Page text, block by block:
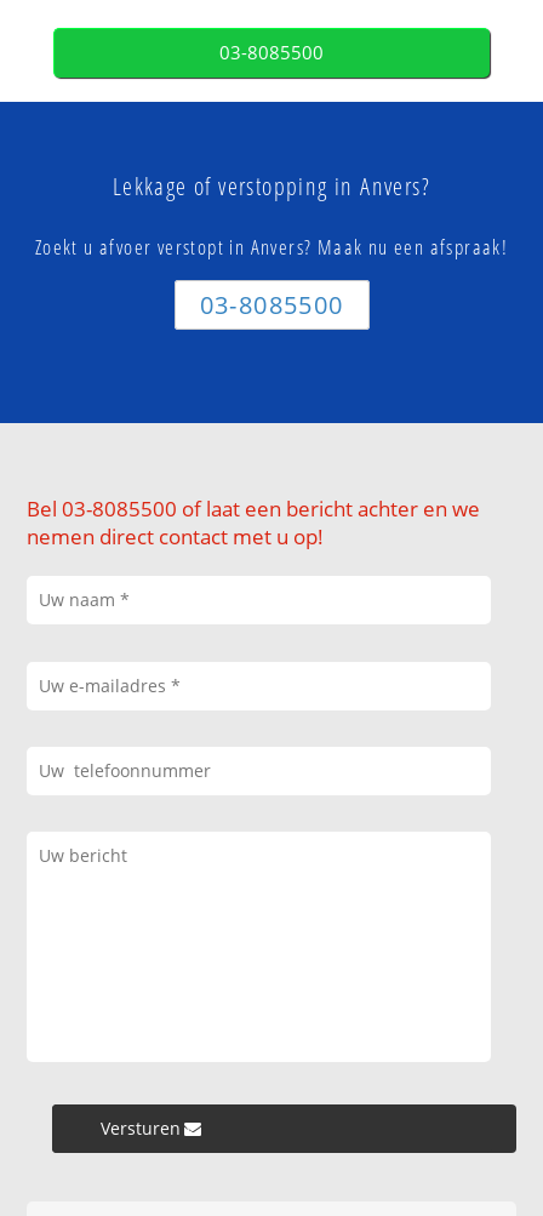
03-8085500
Lekkage of verstopping in Anvers?
Zoekt u afvoer verstopt in Anvers? Maak nu een afspraak!
03-8085500
Bel 03-8085500 of laat een bericht achter en we
nemen direct contact met u op!
Versturen »